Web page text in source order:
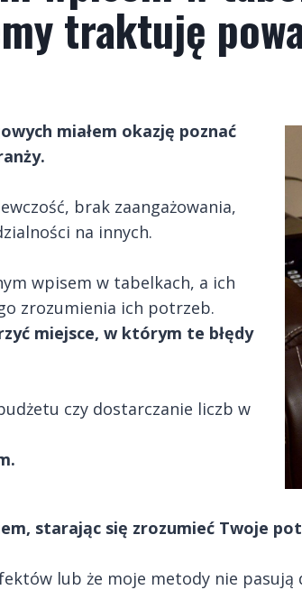
traktuję
miałem okazję poznać
brak zaangażowania,
na innych.
wpisem w tabelkach, a ich
zrozumienia ich potrzeb.
miejsce, w którym te błędy
czy dostarczanie liczb w
starając się zrozumieć Twoje
lub że moje metody nie